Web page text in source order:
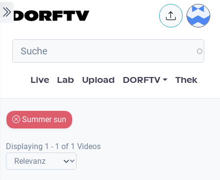
Skip to main content User
Hauptnavigation
Live Lab Upload DORFTV Thek
Summer sun
Displaying 1 - 1 of 1 Videos